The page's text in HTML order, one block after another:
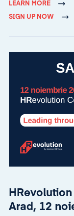
LEARN MORE
SIGN UP NOW
Arad, 12